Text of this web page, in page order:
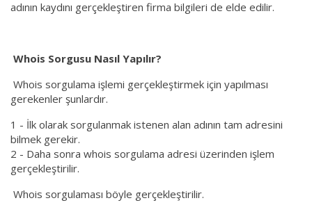
adının kaydını gerçekleştiren firma bilgileri de elde edilir.
Whois Sorgusu Nasıl Yapılır?
Whois sorgulama işlemi gerçekleştirmek için yapılması
gerekenler şunlardır.
1 - İlk olarak sorgulanmak istenen alan adının tam adresini
bilmek gerekir.
2 - Daha sonra whois sorgulama adresi üzerinden işlem
gerçekleştirilir.
Whois sorgulaması böyle gerçekleştirilir.